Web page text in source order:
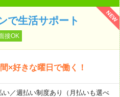
NEW
で生活サポート
接OK
×好きな曜日で働く！
／週払い制度あり（月払いも選べ